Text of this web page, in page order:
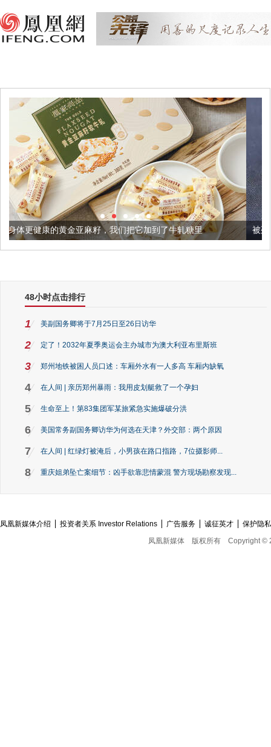
麻籽，我们把它加到了牛轧糖里 被列入佛家七宝的它到底
48小时点击排行
1 美副国务卿将于7月25日至26日访华
2 定了！2032年夏季奥运会主办城市为澳大利亚布里斯班
3 郑州地铁被困人员口述：车厢外水有一人多高 车厢内缺氧
4 在人间 | 亲历郑州暴雨：我用皮划艇救了一个孕妇
5 生命至上！第83集团军某旅紧急实施爆破分洪
6 美国常务副国务卿访华为何选在天津？外交部：两个原因
7 在人间 | 红绿灯被淹后，小男孩在路口指路，7位摄影师...
8 重庆姐弟坠亡案细节：凶手欲靠悲情蒙混 警方现场勘察发现...
凤凰新媒体介绍 投资者关系 Investor Relations 广告服务 诚征英才
保护隐
凤凰新媒体
版权所有 Copyright ©